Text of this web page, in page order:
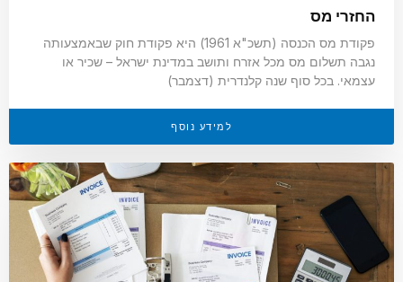
החזרי מס
פקודת מס הכנסה (תשכ"א 1961) היא פקודת חוק שבאמצעותה
נגבה תשלום מס מכל אזרח ותושב במדינת ישראל – שכיר או
עצמאי. בכל סוף שנה קלנדרית (דצמבר)
למידע נוסף